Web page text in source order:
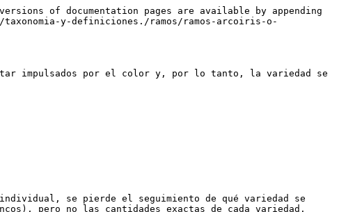
of documentation pages are available by appending
y-definiciones./ramos/ramos-arcoiris-o-
impulsados por el color y, por lo tanto, la variedad se
se pierde el seguimiento de qué variedad se
pero no las cantidades exactas de cada variedad.